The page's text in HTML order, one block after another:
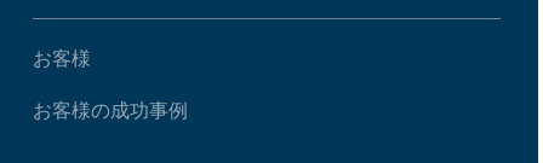
お客様
お客様の成功事例